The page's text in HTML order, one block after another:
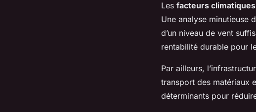
Les facteurs climatiques
Une analyse minutieuse
d’un niveau de vent
rentabilité durable pour
Par ailleurs,
transport des matériaux
déterminants pour